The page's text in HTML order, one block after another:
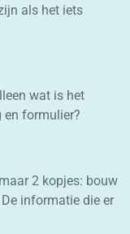
als het iets
wat is het
en formulier?
2 kopjes: bouw
informatie die er